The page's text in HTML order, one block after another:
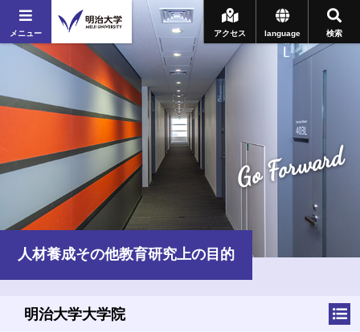
メニュー 検索
language
アクセス
Go Forward
人材養成その他教育研究上の目的
明治大学大学院